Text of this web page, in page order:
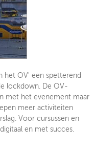
het OV' een spetterend
lockdown. De OV-
met het evenement maar
meer activiteiten
Voor cursussen en
en met succes.